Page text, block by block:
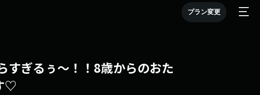
プラン変更
すぎるぅ～！！8歳からのおた
♡